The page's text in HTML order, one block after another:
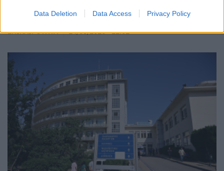
Data Deletion Data Access Privacy Policy
Ηλιούπολη: Κατέληξε και η δεύτερη 17χρονη που
είχε πέσει από την πολυκατοικία
ΕΠΙΚΑΙΡΌΤΗΤΑ 14/05/2026 - 22:02